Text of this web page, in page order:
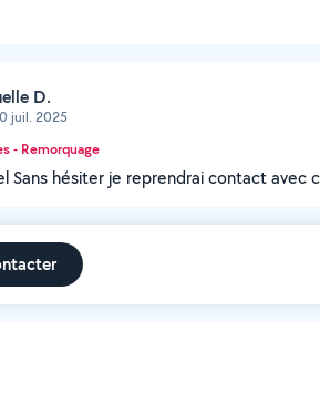
D.
juil. 2025
- Remorquage
Sans hésiter je reprendrai contact avec